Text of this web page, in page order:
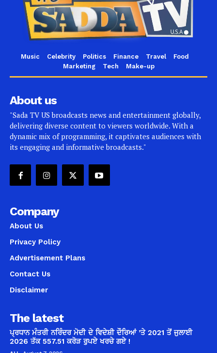
Music Celebrity Politics Finance Travel
Food
Marketing
Tech Make-up
About us
"Sada TV US broadcasts news and entertainment globally,
delivering diverse content to viewers worldwide. With a
dynamic mix of programming, it captivates audiences with
its engaging and informative broadcasts."
Company
About Us
Privacy Policy
Advertisement Plans
Contact Us
Disclaimer
The latest
ਪ੍ਰਧਾਨ ਮੰਤਰੀ ਨਰਿੰਦਰ ਮੋਦੀ ਦੇ ਵਿਦੇਸ਼ੀ ਦੌਰਿਆਂ ’ਤੇ 2021 ਤੋਂ ਜੁਲਾਈ
2026 ਤੱਕ 557.51 ਕਰੋੜ ਰੁਪਏ ਖਰਚੇ ਗਏ !